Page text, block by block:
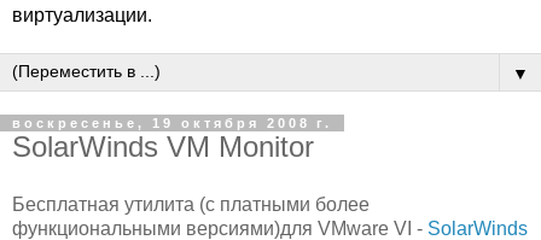
виртуализации.
▼
воскресенье, 19 октября 2008 г.
SolarWinds VM Monitor
Бесплатная утилита (с платными более
функциональными версиями)для VMware VI - SolarWinds